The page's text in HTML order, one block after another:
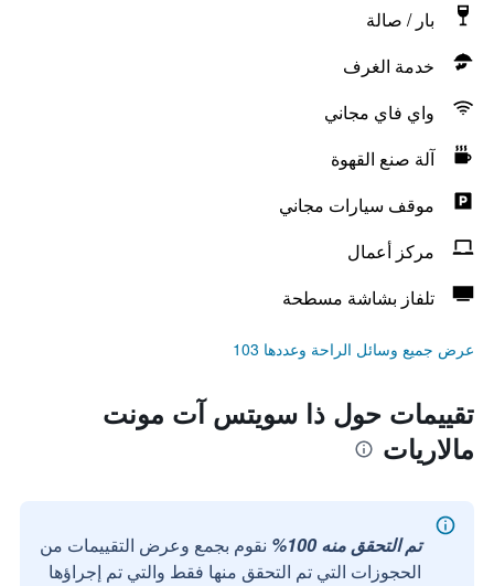
بار / صالة
خدمة الغرف
واي فاي مجاني
آلة صنع القهوة
موقف سيارات مجاني
مركز أعمال
تلفاز بشاشة مسطحة
عرض جميع وسائل الراحة وعددها 103
تقييمات حول ذا سويتس آت مونت
مالاريات
تم التحقق منه 100%
نقوم بجمع وعرض التقييمات من
الحجوزات التي تم التحقق منها فقط والتي تم إجراؤها